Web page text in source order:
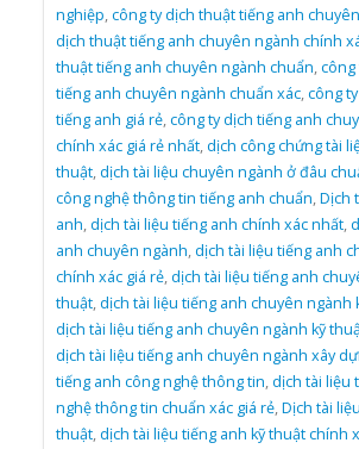
nghiệp,công ty dịch thuật tiếng anh
dịch thuật tiếng anh chuyên ngành chính
thuật tiếng anh chuyên ngành chuẩn,công
tiếng anh chuyên ngành chuẩn xác,công
tiếng anh giá rẻ,công ty dịch tiếng anh
chính xác giá rẻ nhất,dịch công chứng tài
thuật,dịch tài liệu chuyên ngành ở đâu
công nghệ thông tin tiếng anh chuẩn,Dịch
anh,dịch tài liệu tiếng anh chính xác nhất,
anh chuyên ngành,dịch tài liệu tiếng anh
chính xác giá rẻ,dịch tài liệu tiếng anh
thuật,dịch tài liệu tiếng anh chuyên ngành
dịch tài liệu tiếng anh chuyên ngành kỹ
dịch tài liệu tiếng anh chuyên ngành xây
tiếng anh công nghệ thông tin,dịch tài liệu
nghệ thông tin chuẩn xác giá rẻ,Dịch tài
thuật,dịch tài liệu tiếng anh kỹ thuật chính